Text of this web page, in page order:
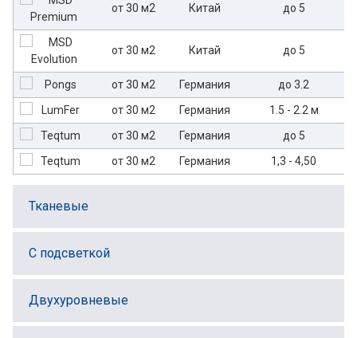
от 30 м2 Китай до 5
от 30 м2 Китай до 5
от 30 м2 Германия
до 3.2
от 30 м2
Германия
1.5 - 2.2 м
от 30 м2
Германия
до 5
от 30 м2
Германия 1,3 - 4,50
Тканевые
С подсветкой
Двухуровневые